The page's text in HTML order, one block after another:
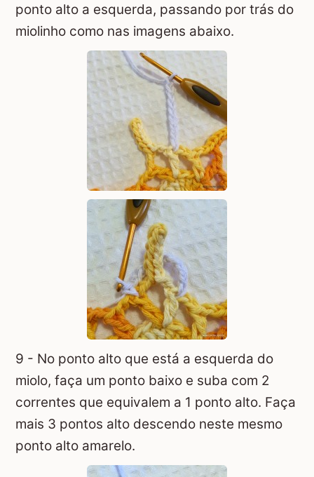
ponto alto a esquerda, passando por trás do
miolinho como nas imagens abaixo.
9 - No ponto alto que está a esquerda do
miolo, faça um ponto baixo e suba com 2
correntes que equivalem a 1 ponto alto. Faça
mais 3 pontos alto descendo neste mesmo
ponto alto amarelo.